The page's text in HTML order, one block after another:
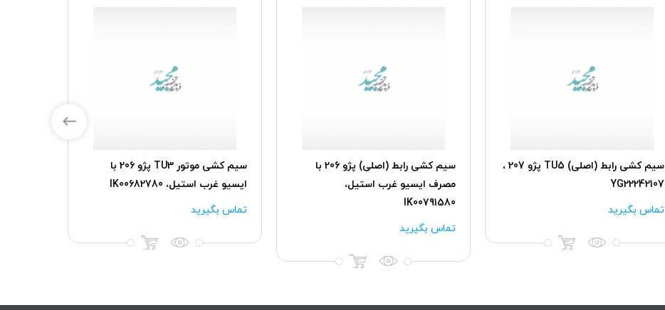
سیم کشی رابط (اصلی) TU5 پژو 207 ،
YG22242107
تماس بگیرید
سیم کشی رابط (اصلی) پژو 206 با
مصرف ایسیو غرب استیل،
IK00791580
تماس بگیرید
سیم کشی موتور TU3 پژو 206 با
ایسیو غرب استیل، IK00682780
تماس بگیرید